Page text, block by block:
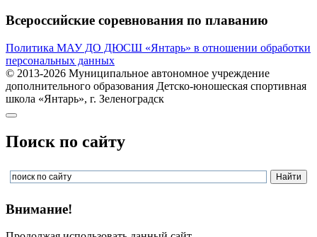
Всероссийские соревнования по плаванию
Политика МАУ ДО ДЮСШ «Янтарь» в отношении обработки
персональных данных
© 2013-2026 Муниципальное автономное учреждение
дополнительного образования Детско-юношеская спортивная
школа «Янтарь», г. Зеленоградск
Поиск по сайту
Внимание!